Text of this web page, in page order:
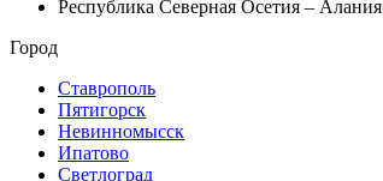
Республика Северная Осетия – Алания
Город
Ставрополь
Пятигорск
Невинномысск
Ипатово
Светлоград